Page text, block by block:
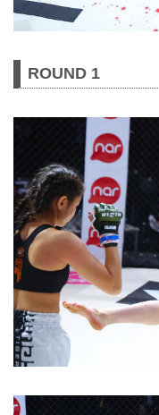
ROUND 1